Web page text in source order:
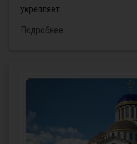
укрепляет...
Подробнее